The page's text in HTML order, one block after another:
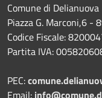
Comune di Delianuova
Piazza G. Marconi,6 -
Codice Fiscale:
Partita IVA:
PEC:
Email: